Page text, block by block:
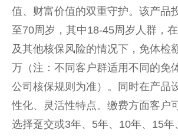
值、财富价值的双重守护。该产品
至70周岁，其中18-45周岁人群，
及其他核保风险的情况下，免体检
万（注：不同客户群适用不同的免
公司核保规则为准）。同时在产品
性化、灵活性特点。缴费方面客户
选择趸交或3年、5年、10年、15年